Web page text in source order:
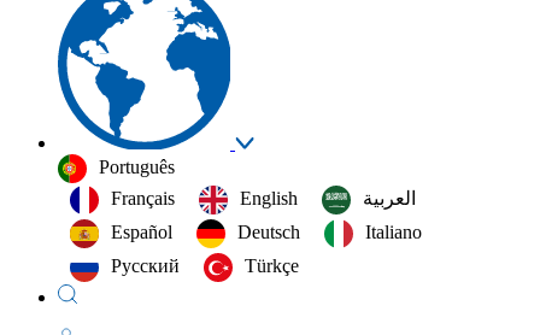
Português
Français
English
العربية‏
Español
Deutsch
Italiano
Русский
Türkçe